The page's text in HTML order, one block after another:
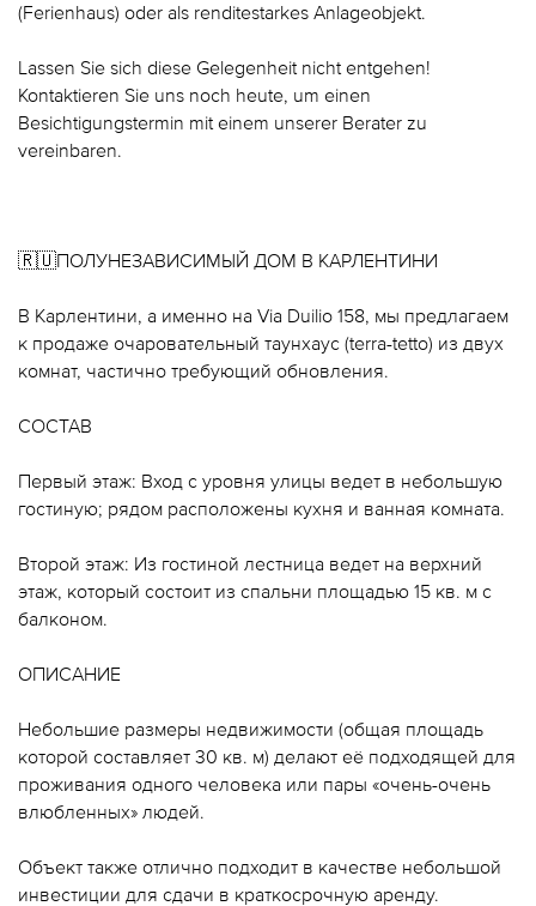
(Ferienhaus) oder als renditestarkes Anlageobjekt.
Lassen Sie sich diese Gelegenheit nicht entgehen!
Kontaktieren Sie uns noch heute, um einen
Besichtigungstermin mit einem unserer Berater zu
vereinbaren.
🇷🇺ПОЛУНЕЗАВИСИМЫЙ ДОМ В КАРЛЕНТИНИ
В Карлентини, а именно на Via Duilio 158, мы предлагаем
к продаже очаровательный таунхаус (terra-tetto) из двух
комнат, частично требующий обновления.
СОСТАВ
Первый этаж: Вход с уровня улицы ведет в небольшую
гостиную; рядом расположены кухня и ванная комната.
Второй этаж: Из гостиной лестница ведет на верхний
этаж, который состоит из спальни площадью 15 кв. м с
балконом.
ОПИСАНИЕ
Небольшие размеры недвижимости (общая площадь
которой составляет 30 кв. м) делают её подходящей для
проживания одного человека или пары «очень-очень
влюбленных» людей.
Объект также отлично подходит в качестве небольшой
инвестиции для сдачи в краткосрочную аренду.